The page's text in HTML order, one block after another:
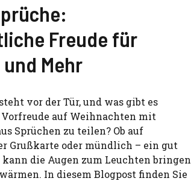
Freude für
Mehr
vor der Tür, und was gibt es
Vorfreude auf Weihnachten mit
Sprüchen zu teilen? Ob auf
Grußkarte oder mündlich – ein gut
die Augen zum Leuchten bringen
In diesem Blogpost finden Sie